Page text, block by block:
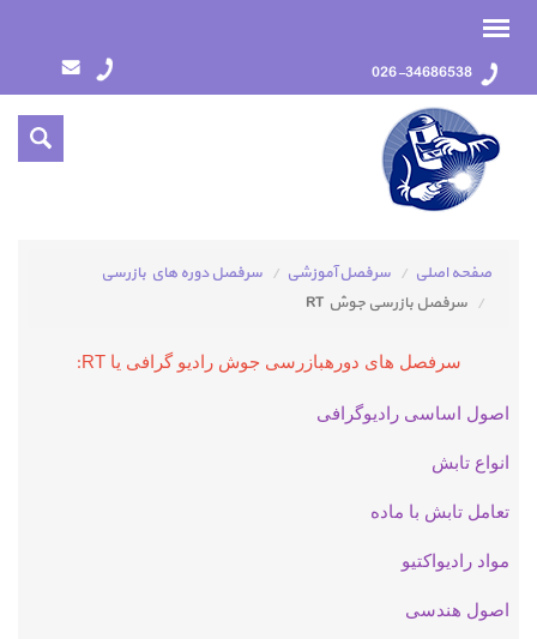
026-34686538
صفحه اصلی سرفصل آموزشي
سرفصل دوره هاي بازرسي
سرفصل بازرسی جوش RT
سرفصل های دورهبازرسی جوش رادیو گرافی یا RT :
اصول اساسی رادیوگرافی
انواع تابش
تعامل تابش با ماده
مواد رادیواکتیو
اصول هندسی